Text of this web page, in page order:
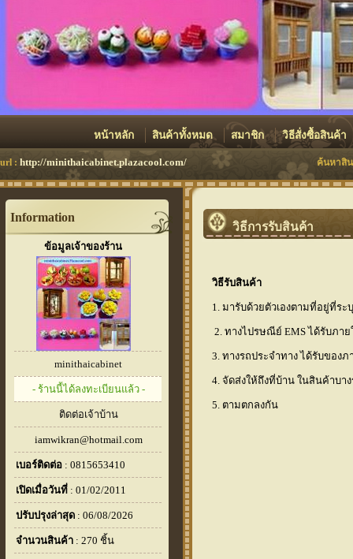
หน้าหลัก สินค้าทั้งหมด สมาชิก วิธีสั่งซื้อสินค้า
url : http://minithaicabinet.plazacool.com/ ค้นหาสิ
Information
ข้อมูลเจ้าของร้าน
minithaicabinet
- ร้านนี้ได้ลงทะเบียนแล้ว -
ติดต่อเจ้าบ้าน
iamwikran@hotmail.com
เบอร์ติดต่อ : 0815653410
เปิดเมื่อวันที่ : 01/02/2011
ปรับปรุงล่าสุด : 06/08/2026
จำนวนสินค้า : 270 ชิ้น
วิธีการรับสินค้า
วิธีรับสินค้า
1. มารับด้วยตัวเองตามที่อยู่ที่ระ
2. ทางไปรษณีย์ EMS ได้รับภาย
3. ทางรถประจำทาง ได้รับของภ
4. จัดส่งให้ถึงที่บ้าน ในสินค้าบา
5. ตามตกลงกัน